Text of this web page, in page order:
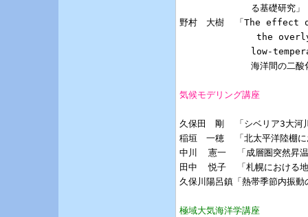
             る基礎研究」
野村　大樹  「The
the
low-tempera
海洋間の二酸
気候モデリング講座
久保田　剛  「シベリア3大河
稲垣　一穂  「北太平洋陸棚に
中川  憲一  「成層圏突然昇温
田中  悦子  「札幌における地
久保川陽呂鎮「熱帯季節内振
極域大気海洋学講座